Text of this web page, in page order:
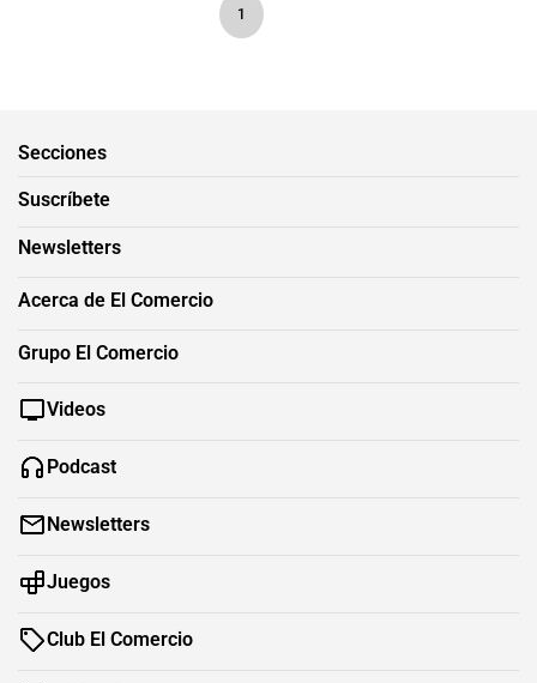
1
Secciones
Suscríbete
Newsletters
Acerca de El Comercio
Grupo El Comercio
Videos
Podcast
Newsletters
Juegos
Club El Comercio